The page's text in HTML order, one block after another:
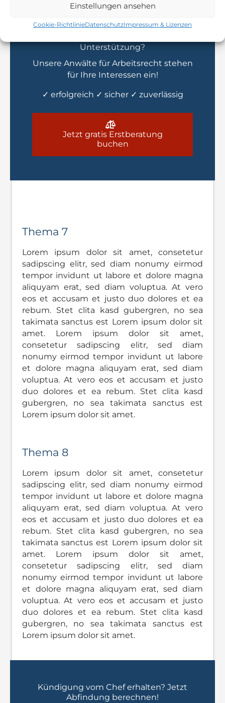
Einstellungen ansehen
Cookie-RichtlinieDatenschutzImpressum & Lizenzen
Unterstützung?
Unsere Anwälte für Arbeitsrecht stehen
für Ihre Interessen ein!
✓ erfolgreich ✓ sicher ✓ zuverlässig
Jetzt gratis Erstberatung
buchen
Thema 7
Lorem ipsum dolor sit amet, consetetur
sadipscing elitr, sed diam nonumy eirmod
tempor invidunt ut labore et dolore magna
aliquyam erat, sed diam voluptua. At vero
eos et accusam et justo duo dolores et ea
rebum. Stet clita kasd gubergren, no sea
takimata sanctus est Lorem ipsum dolor sit
amet. Lorem ipsum dolor sit amet,
consetetur sadipscing elitr, sed diam
nonumy eirmod tempor invidunt ut labore
et dolore magna aliquyam erat, sed diam
voluptua. At vero eos et accusam et justo
duo dolores et ea rebum. Stet clita kasd
gubergren, no sea takimata sanctus est
Lorem ipsum dolor sit amet.
Thema 8
Lorem ipsum dolor sit amet, consetetur
sadipscing elitr, sed diam nonumy eirmod
tempor invidunt ut labore et dolore magna
aliquyam erat, sed diam voluptua. At vero
eos et accusam et justo duo dolores et ea
rebum. Stet clita kasd gubergren, no sea
takimata sanctus est Lorem ipsum dolor sit
amet. Lorem ipsum dolor sit amet,
consetetur sadipscing elitr, sed diam
nonumy eirmod tempor invidunt ut labore
et dolore magna aliquyam erat, sed diam
voluptua. At vero eos et accusam et justo
duo dolores et ea rebum. Stet clita kasd
gubergren, no sea takimata sanctus est
Lorem ipsum dolor sit amet.
Kündigung vom Chef erhalten? Jetzt
Abfindung berechnen!